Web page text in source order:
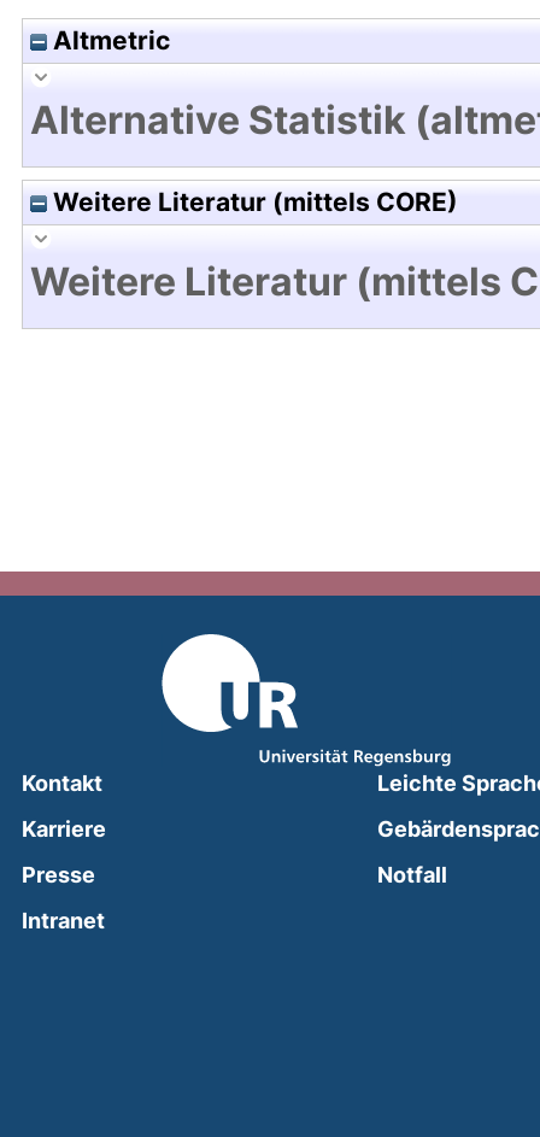
Altmetric
Alternative Statistik
Weitere Literatur (mittels CORE)
Weitere Literatur (mittels
Kontakt
Karriere
Presse
Intranet(external link, opens in a new window)
Leichte
Notfall